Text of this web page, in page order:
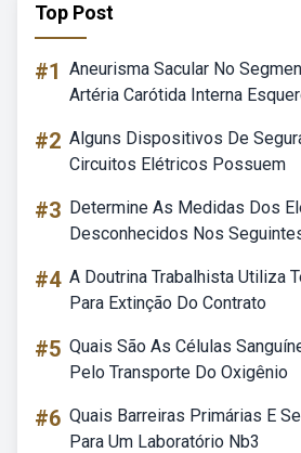
Top Post
#1 Aneurisma Sacular No
Artéria Carótida Interna
#2 Alguns Dispositivos De
Circuitos Elétricos Possuem
#3 Determine As Medidas Dos
Desconhecidos Nos
#4 A Doutrina Trabalhista Utiliza
Para Extinção Do Contrato
#5 Quais São As Células
Pelo Transporte Do Oxigênio
#6 Quais Barreiras Primárias E
Para Um Laboratório Nb3